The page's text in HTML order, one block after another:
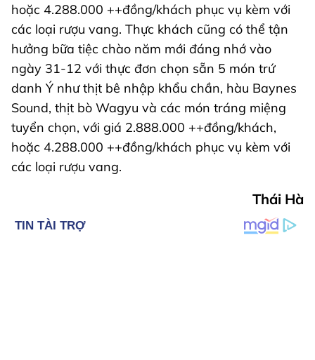
hoặc 4.288.000 ++đồng/khách phục vụ kèm với
các loại rượu vang. Thực khách cũng có thể tận
hưởng bữa tiệc chào năm mới đáng nhớ vào
ngày 31-12 với thực đơn chọn sẵn 5 món trứ
danh Ý như thịt bê nhập khẩu chần, hàu Baynes
Sound, thịt bò Wagyu và các món tráng miệng
tuyển chọn, với giá 2.888.000 ++đồng/khách,
hoặc 4.288.000 ++đồng/khách phục vụ kèm với
các loại rượu vang.
Thái Hà